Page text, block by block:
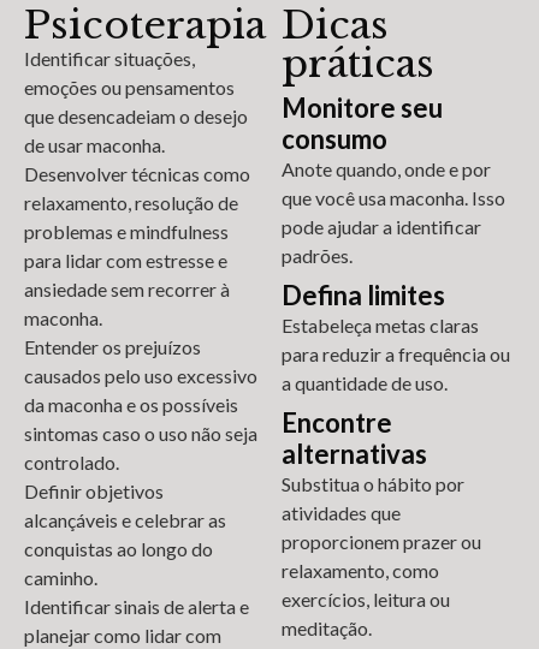
Psicoterapia
Identificar situações,
emoções ou pensamentos
que desencadeiam o desejo
de usar maconha.
Desenvolver técnicas como
relaxamento, resolução de
problemas e mindfulness
para lidar com estresse e
ansiedade sem recorrer à
maconha.
Entender os prejuízos
causados pelo uso excessivo
da maconha e os possíveis
sintomas caso o uso não seja
controlado.
Definir objetivos
alcançáveis e celebrar as
conquistas ao longo do
caminho.
Identificar sinais de alerta e
planejar como lidar com
Dicas
práticas
Monitore seu
consumo
Anote quando, onde e por
que você usa maconha. Isso
pode ajudar a identificar
padrões.
Defina limites
Estabeleça metas claras
para reduzir a frequência ou
a quantidade de uso.
Encontre
alternativas
Substitua o hábito por
atividades que
proporcionem prazer ou
relaxamento, como
exercícios, leitura ou
meditação.